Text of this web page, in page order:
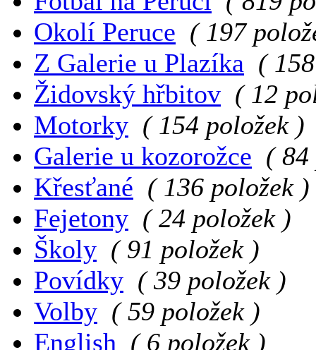
Okolí Peruce ( 197
Z Galerie u Plazíka (
Židovský hřbitov ( 12
Motorky ( 154 položek )
Galerie u kozorožce ( 84
Křesťané ( 136 položek )
Fejetony ( 24 položek )
Školy ( 91 položek )
Povídky ( 39 položek )
Volby ( 59 položek )
English ( 6 položek )